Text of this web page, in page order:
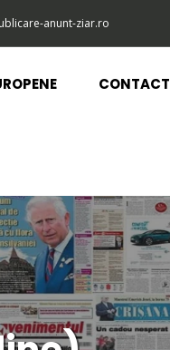
anunt-ziar.ro
CONTACT